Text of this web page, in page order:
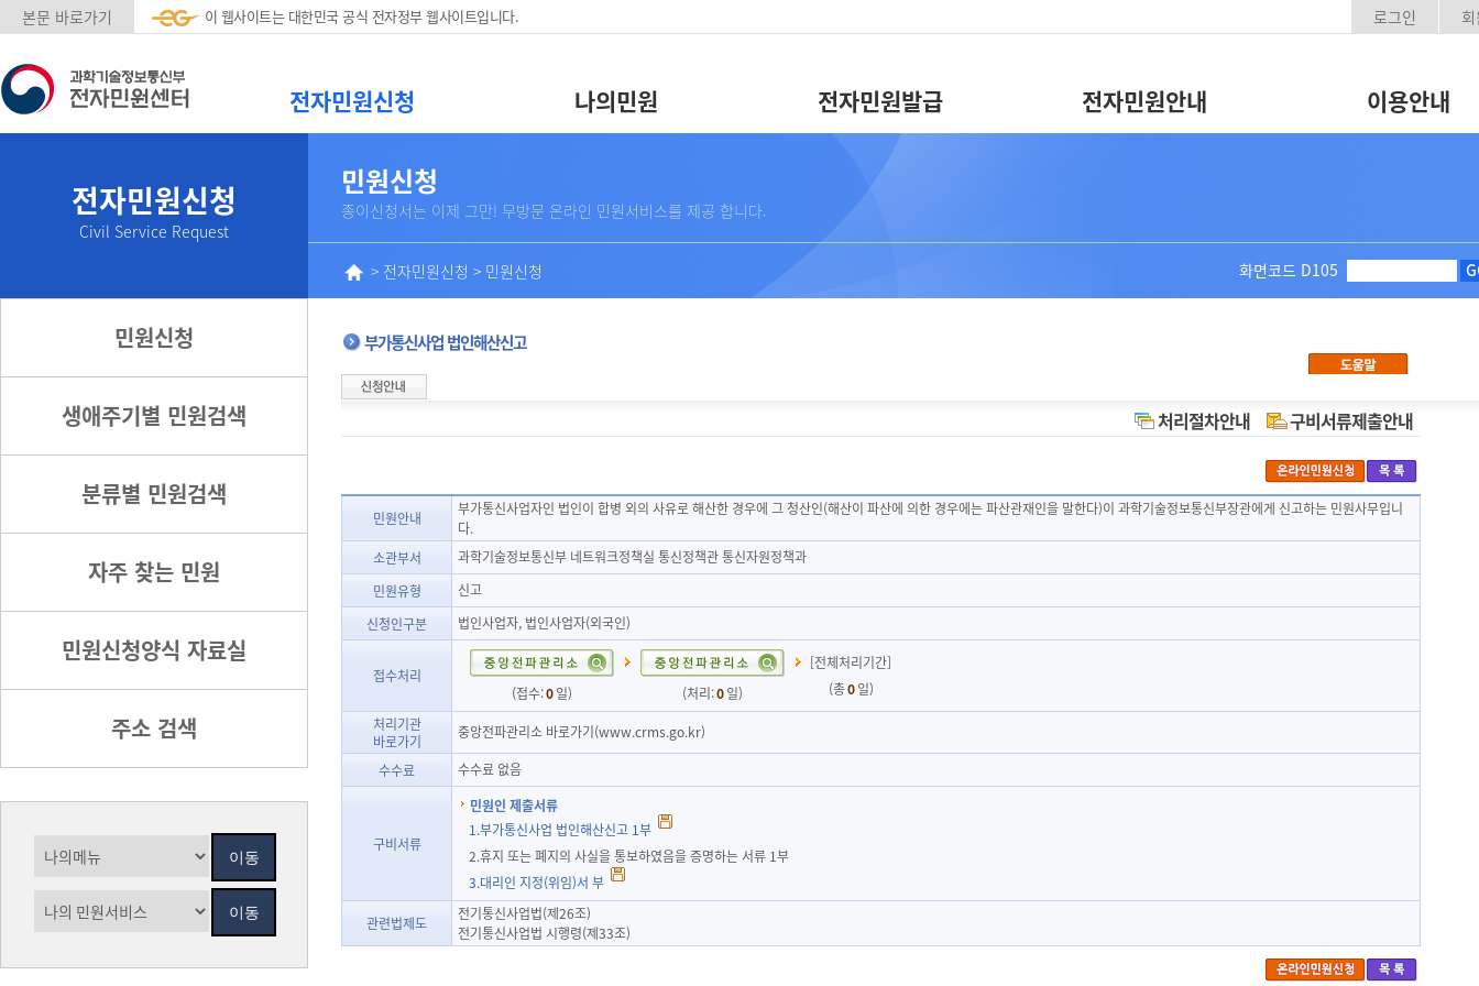
본문 바로가기 이 웹사이트는 대한민국 공식 전자정부 웹사이트입니다. 로그인
전자민원신청 나의민원 전자민원발급 전자민원안내 이용안내
전자민원신청
Civil Service Request
민원신청
생애주기별 민원검색
분류별 민원검색
자주 찾는 민원
민원신청양식 자료실
주소 검색
민원신청
종이신청서는 이제 그만! 무방문 온라인 민원서비스를 제공 합니다.
> 전자민원신청 > 민원신청 화면코드 D105
부가통신사업 법인해산신고
처리절차안내 구비서류제출안내
민원안내
부가통신사업자인 법인이 합병 외의 사유로 해산한 경우에 그 청산인(해산이 파산에 의한 경우에는 파산관재인을 말한다)이 과학기술정보통신부장관에게 신고하는 민원사무입니
다.
소관부서
과학기술정보통신부 네트워크정책실 통신정책관 통신자원정책과
민원유형
신고
신청인구분
법인사업자, 법인사업자(외국인)
접수처리
(접수:0 일) (처리:0 일)
[전체처리기간]
(총0 일)
처리기관
바로가기
중앙전파관리소 바로가기(www.crms.go.kr)
수수료 수수료 없음
구비서류
민원인 제출서류
1.부가통신사업 법인해산신고 1부
2.휴지 또는 폐지의 사실을 통보하였음을 증명하는 서류 1부
3.대리인 지정(위임)서 부
관련법제도
전기통신사업법(제26조)
전기통신사업법 시행령(제33조)